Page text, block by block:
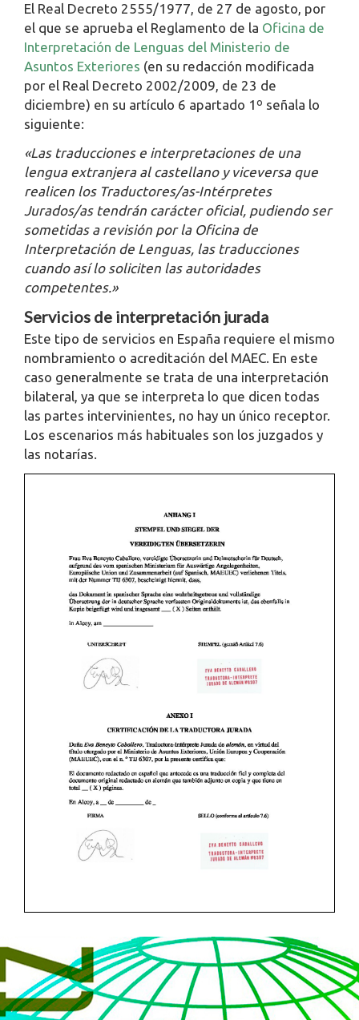
El Real Decreto 2555/1977, de 27 de agosto, por
el que se aprueba el Reglamento de la Oficina de
Interpretación de Lenguas del Ministerio de
Asuntos Exteriores (en su redacción modificada
por el Real Decreto 2002/2009, de 23 de
diciembre) en su artículo 6 apartado 1º señala lo
siguiente:
«Las traducciones e interpretaciones de una
lengua extranjera al castellano y viceversa que
realicen los Traductores/as-Intérpretes
Jurados/as tendrán carácter oficial, pudiendo ser
sometidas a revisión por la Oficina de
Interpretación de Lenguas, las traducciones
cuando así lo soliciten las autoridades
competentes.»
Servicios de interpretación jurada
Este tipo de servicios en España requiere el mismo
nombramiento o acreditación del MAEC. En este
caso generalmente se trata de una interpretación
bilateral, ya que se interpreta lo que dicen todas
las partes intervinientes, no hay un único receptor.
Los escenarios más habituales son los juzgados y
las notarías.